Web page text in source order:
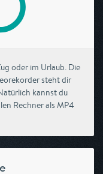
oder im Urlaub. Die
steht dir
kannst du
Rechner als MP4